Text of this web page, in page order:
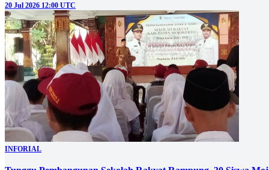
20 Jul 2026 12:00 UTC
INFORIAL